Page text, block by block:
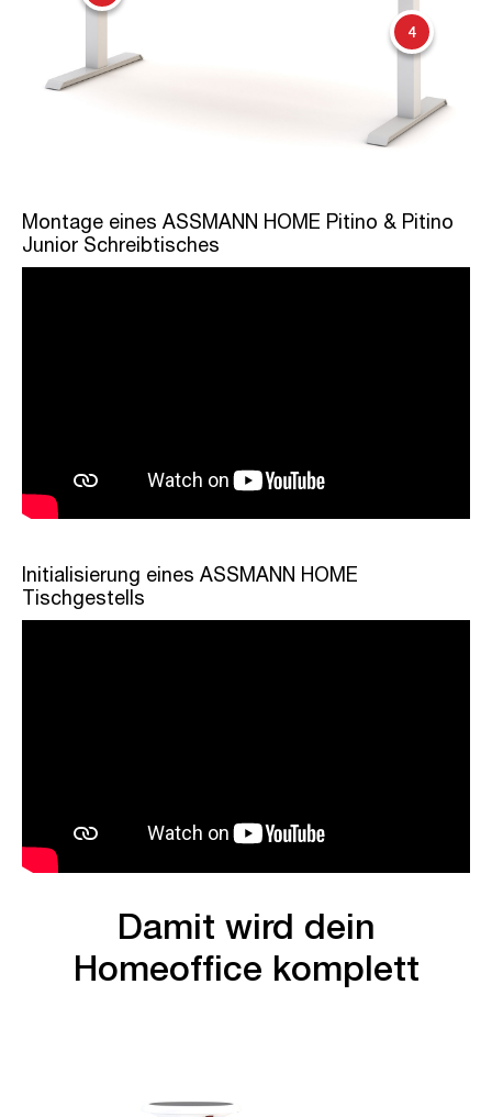
4
Montage eines ASSMANN HOME Pitino & Pitino
Junior Schreibtisches
Initialisierung eines ASSMANN HOME
Tischgestells
Damit wird dein
Homeoffice komplett